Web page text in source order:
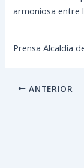
armoniosa entre
Prensa Alcaldía
ANTERIOR